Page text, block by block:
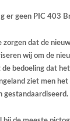
er geen PIC 403
zorgen dat de
wij om de
bedoeling dat
ziet men
gestandaardiseerd.